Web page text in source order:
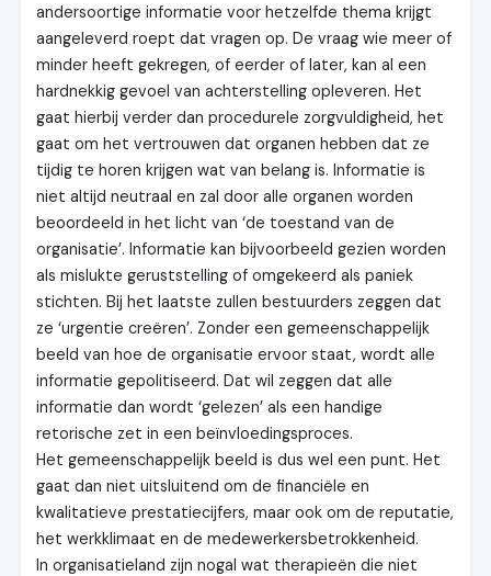
andersoortige informatie voor hetzelfde thema krijgt
aangeleverd roept dat vragen op. De vraag wie meer of
minder heeft gekregen, of eerder of later, kan al een
hardnekkig gevoel van achterstelling opleveren. Het
gaat hierbij verder dan procedurele zorgvuldigheid, het
gaat om het vertrouwen dat organen hebben dat ze
tijdig te horen krijgen wat van belang is. Informatie is
niet altijd neutraal en zal door alle organen worden
beoordeeld in het licht van ‘de toestand van de
organisatie’. Informatie kan bijvoorbeeld gezien worden
als mislukte geruststelling of omgekeerd als paniek
stichten. Bij het laatste zullen bestuurders zeggen dat
ze ‘urgentie creëren’. Zonder een gemeenschappelijk
beeld van hoe de organisatie ervoor staat, wordt alle
informatie gepolitiseerd. Dat wil zeggen dat alle
informatie dan wordt ‘gelezen’ als een handige
retorische zet in een beïnvloedingsproces.
Het gemeenschappelijk beeld is dus wel een punt. Het
gaat dan niet uitsluitend om de financiële en
kwalitatieve prestatiecijfers, maar ook om de reputatie,
het werkklimaat en de medewerkersbetrokkenheid.
In organisatieland zijn nogal wat therapieën die niet